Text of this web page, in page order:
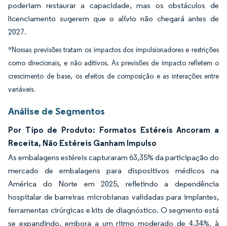
poderiam restaurar a capacidade, mas os obstáculos de
licenciamento sugerem que o alívio não chegará antes de
2027.
*Nossas previsões tratam os impactos dos impulsionadores e restrições
como direcionais, e não aditivos. As previsões de impacto refletem o
crescimento de base, os efeitos de composição e as interações entre
variáveis.
Análise de Segmentos
Por Tipo de Produto: Formatos Estéreis Ancoram a
Receita, Não Estéreis Ganham Impulso
As embalagens estéreis capturaram 63,35% da participação do
mercado de embalagens para dispositivos médicos na
América do Norte em 2025, refletindo a dependência
hospitalar de barreiras microbianas validadas para implantes,
ferramentas cirúrgicas e kits de diagnóstico. O segmento está
se expandindo, embora a um ritmo moderado de 4,34%, à